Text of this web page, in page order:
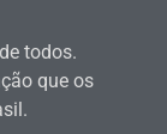
todos.
que os